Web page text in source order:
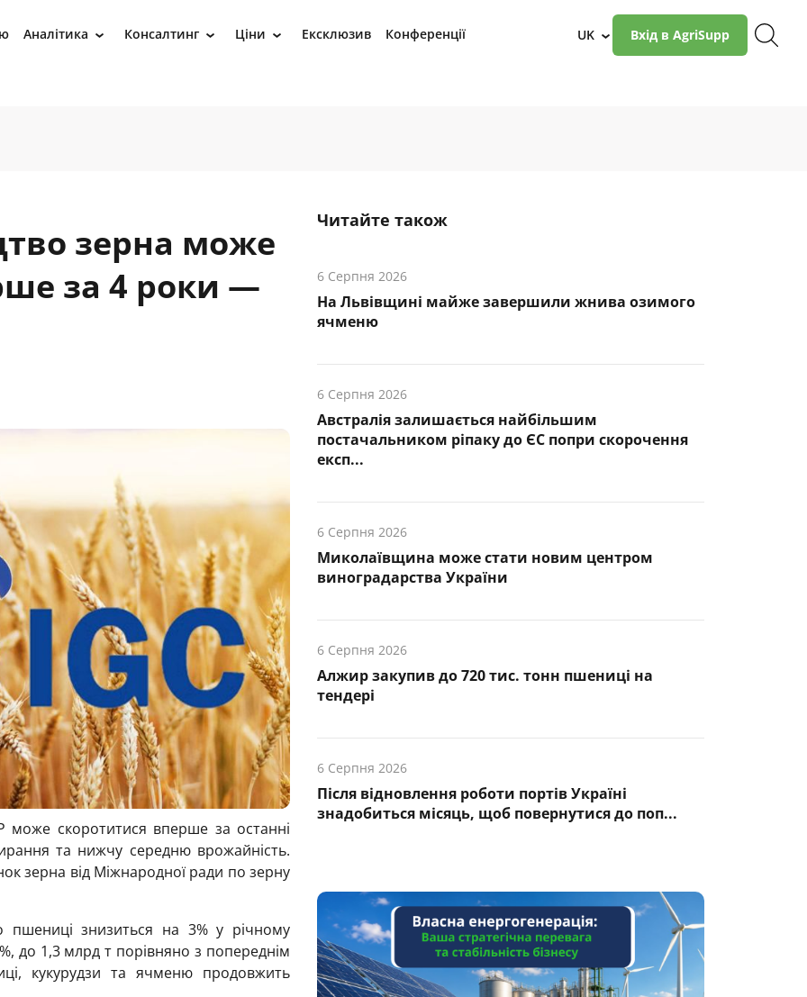
Аналітика › Консалтинг › Ціни › Ексклюзив Конференції UK › Вхід в AgriSupp
зерна може
за 4 роки —
скоротитися вперше за останні
та нижчу середню врожайність.
зерна від Міжнародної ради по зерну
пшениці знизиться на 3% у річному
до 1,3 млрд т порівняно з попереднім
кукурудзи та ячменю продовжить
Читайте також
6 Серпня 2026
На Львівщині майже завершили жнива озимого
ячменю
6 Серпня 2026
Австралія залишається найбільшим
постачальником ріпаку до ЄС попри скорочення
експ...
6 Серпня 2026
Миколаївщина може стати новим центром
виноградарства України
6 Серпня 2026
Алжир закупив до 720 тис. тонн пшениці на
тендері
6 Серпня 2026
Після відновлення роботи портів Україні
знадобиться місяць, щоб повернутися до поп...